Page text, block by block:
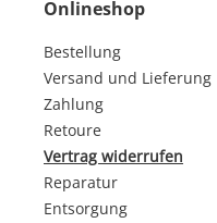
Onlineshop
Bestellung
Versand und Lieferung
Zahlung
Retoure
Vertrag widerrufen
Reparatur
Entsorgung